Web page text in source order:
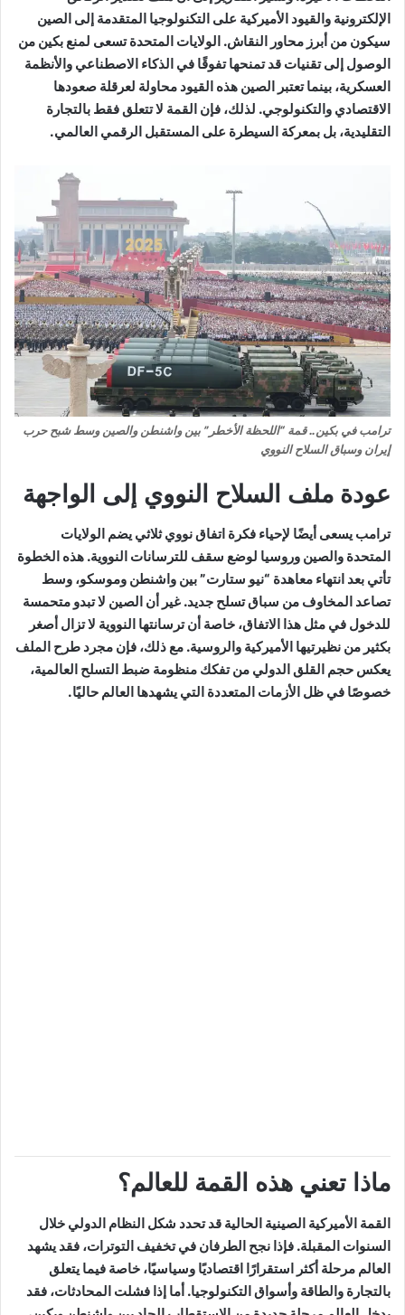
الإلكترونية والقيود الأميركية على التكنولوجيا المتقدمة إلى الصين
سيكون من أبرز محاور النقاش. الولايات المتحدة تسعى لمنع بكين من
الوصول إلى تقنيات قد تمنحها تفوقًا في الذكاء الاصطناعي والأنظمة
العسكرية، بينما تعتبر الصين هذه القيود محاولة لعرقلة صعودها
الاقتصادي والتكنولوجي. لذلك، فإن القمة لا تتعلق فقط بالتجارة
التقليدية، بل بمعركة السيطرة على المستقبل الرقمي العالمي.
ترامب في بكين.. قمة “اللحظة الأخطر” بين واشنطن والصين وسط شبح حرب
إيران وسباق السلاح النووي
عودة ملف السلاح النووي إلى الواجهة
ترامب يسعى أيضًا لإحياء فكرة اتفاق نووي ثلاثي يضم الولايات
المتحدة والصين وروسيا لوضع سقف للترسانات النووية. هذه الخطوة
تأتي بعد انتهاء معاهدة “نيو ستارت” بين واشنطن وموسكو، وسط
تصاعد المخاوف من سباق تسلح جديد. غير أن الصين لا تبدو متحمسة
للدخول في مثل هذا الاتفاق، خاصة أن ترسانتها النووية لا تزال أصغر
بكثير من نظيرتيها الأميركية والروسية. مع ذلك، فإن مجرد طرح الملف
يعكس حجم القلق الدولي من تفكك منظومة ضبط التسلح العالمية،
خصوصًا في ظل الأزمات المتعددة التي يشهدها العالم حاليًا.
ماذا تعني هذه القمة للعالم؟
القمة الأميركية الصينية الحالية قد تحدد شكل النظام الدولي خلال
السنوات المقبلة. فإذا نجح الطرفان في تخفيف التوترات، فقد يشهد
العالم مرحلة أكثر استقرارًا اقتصاديًا وسياسيًا، خاصة فيما يتعلق
بالتجارة والطاقة وأسواق التكنولوجيا. أما إذا فشلت المحادثات، فقد